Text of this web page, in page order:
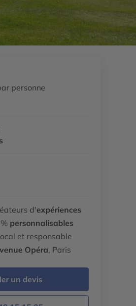
personne
d'expériences
personnalisables
et responsable
Opéra, Paris
un devis